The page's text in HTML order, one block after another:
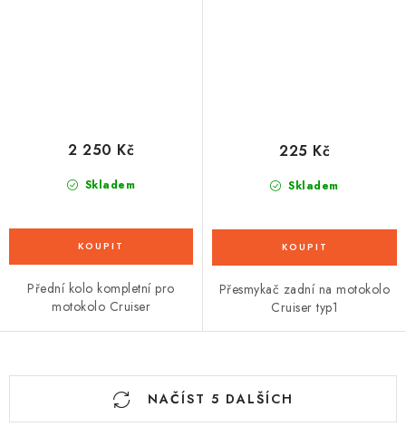
Skladem
2 250 Kč
Přední kolo kompletní pro
motokolo Cruiser
Skladem
225 Kč
Přesmykač zadní na motokolo
Cruiser typ1
O
NAČÍST 5 DALŠÍCH